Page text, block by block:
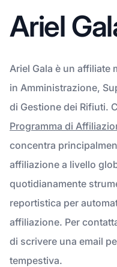
Ariel
Ariel Gala è un affiliate
in Amministrazione,
di Gestione dei Rifiuti.
Programma di
concentra
affiliazione a livello
quotidianamente
reportistica per
affiliazione. Per
di scrivere una email
tempestiva.